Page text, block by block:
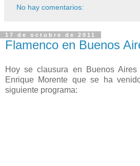
No hay comentarios:
17 de octubre de 2011
Flamenco en Buenos
Hoy se clausura en Buenos
Enrique Morente que se ha
siguiente programa: